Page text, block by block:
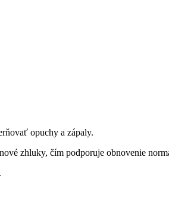
opuchy a zápaly.
zhluky, čím podporuje obnovenie